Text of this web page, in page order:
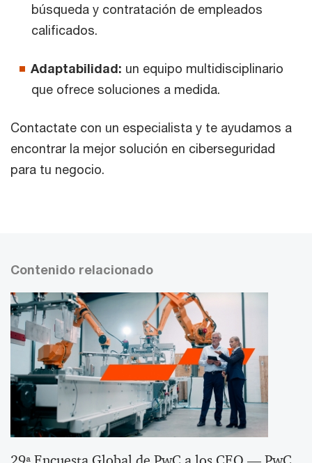
búsqueda y contratación de empleados
calificados.​
Adaptabilidad: un equipo multidisciplinario
que ofrece soluciones a medida.​
Contactate con un especialista y te ayudamos a
encontrar la mejor solución en ciberseguridad
para tu negocio.
Contenido relacionado